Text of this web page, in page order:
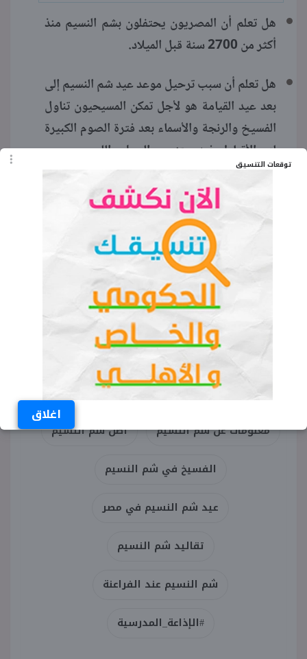
توقعات التنسيق
اغلاق
هل تعلم أن المصريون يحتفلون بشم النسيم منذ
أكثر من 2700 سنة قبل الميلاد.
هل تعلم أن سبب ترحيل موعد عيد شم النسيم إلى
بعد عيد القيامة هو لأجل تمكن المسيحيون تناول
الفسيخ والرنجة والأسماء بعد فترة الصوم الكبيرة
لدى الأقباط وفيه يمتنع من السمك واللحوم.
هل تعلم أن الفسيخ يرجع إلى استخدام الفراعنة
السمك والملح في حفظ الأطعمة قبل ظهور
هل تعلم أن تلوين البيض يأتي من طقوس مصرية
بتعريض البيض وتعليقه على الأشجار من أجل
التفاؤل بالعام الجديد.
الكلمات المفتاحية
شم النسيم هل تعلم عن شم النسيم
معلومات عن شم النسيم أصل شم النسيم
الفسيخ في شم النسيم
عيد شم النسيم في مصر
تقاليد شم النسيم
شم النسيم عند الفراعنة
#الإذاعة_المدرسية